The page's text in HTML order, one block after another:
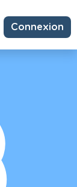
Connexion